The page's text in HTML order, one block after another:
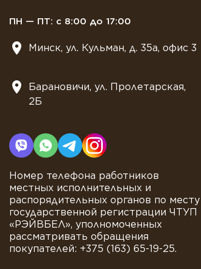
ПН — ПТ: с 8:00 до 17:00
Минск, ул. Кульман, д. 35а, офис 3
Барановичи, ул. Пролетарская,
2Б
Номер телефона работников
местных исполнительных и
распорядительных органов по месту
государственной регистрации ЧТУП
«РЭЙВБЕЛ», уполномоченных
рассматривать обращения
покупателей: +375 (163) 65-19-25.